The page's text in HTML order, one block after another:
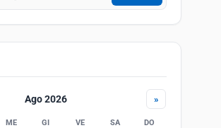
Ago 2026 »
ME GI VE SA DO